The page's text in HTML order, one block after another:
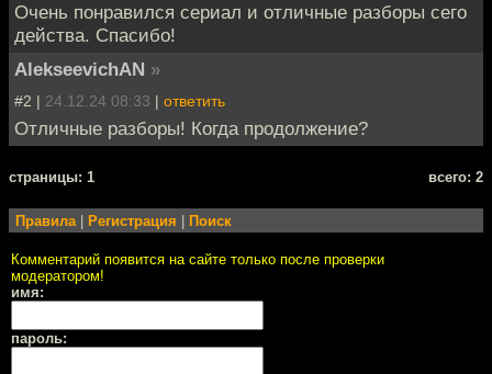
Очень понравился сериал и отличные разборы сего
действа. Спасибо!
AlekseevichAN »
#2 | 24.12.24 08:33 | ответить
Отличные разборы! Когда продолжение?
cтраницы: 1 всего: 2
Правила | Регистрация | Поиск
Комментарий появится на сайте только после проверки
модератором!
имя:
пароль: